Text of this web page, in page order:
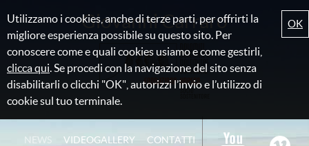
Utilizzamo i cookies, anche di terze parti, per offrirti la
migliore esperienza possibile su questo sito. Per
conoscere come e quali cookies usiamo e come gestirli,
clicca qui. Se procedi con la navigazione del sito senza
disabilitarli o clicchi "OK", autorizzi l’invio e l’utilizzo di
cookie sul tuo terminale.
OK
Giovanni Carraro
NEWS VIDEOGALLERY CONTATTI